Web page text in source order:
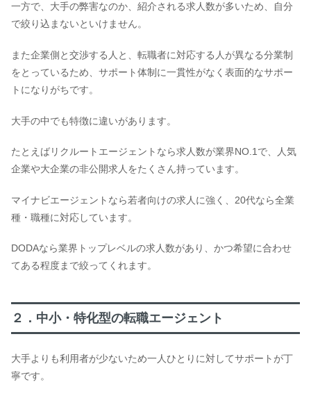
一方で、大手の弊害なのか、紹介される求人数が多いため、自分
で絞り込まないといけません。
また企業側と交渉する人と、転職者に対応する人が異なる分業制
をとっているため、サポート体制に一貫性がなく表面的なサポー
トになりがちです。
大手の中でも特徴に違いがあります。
たとえばリクルートエージェントなら求人数が業界NO.1で、人気
企業や大企業の非公開求人をたくさん持っています。
マイナビエージェントなら若者向けの求人に強く、20代なら全業
種・職種に対応しています。
DODAなら業界トップレベルの求人数があり、かつ希望に合わせ
てある程度まで絞ってくれます。
２．中小・特化型の転職エージェント
大手よりも利用者が少ないため一人ひとりに対してサポートが丁
寧です。